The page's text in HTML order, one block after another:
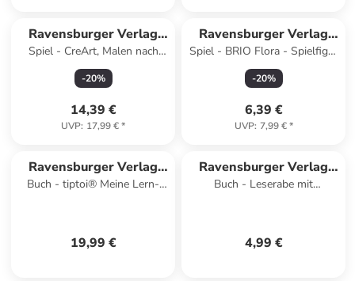
Ravensburger Verlag
GmbH
Spiel - CreArt, Malen nach
Zahlen Kinder - Farbenfrohes
Chamäleon
-20%
14,39 €
UVP: 17,99 €*
Ravensburger Verlag
GmbH
Spiel - BRIO Flora - Spielfigur
Tulip
-20%
6,39 €
UVP: 7,99 €*
Ravensburger Verlag
GmbH
Buch - tiptoi® Meine Lern-
19,99 €
Ravensburger Verlag
GmbH
Buch - Leserabe mit
4,99 €